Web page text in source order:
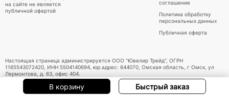
В корзину Быстрый заказ
на сайте не является
публичной офертой
соглашение
Политика обработку
персональных данных
Публичная оферта
Настоящая страница администрируется ООО "Ювелир Трейд", ОГРН
1165543072420, ИНН 5504140694, юр.адрес: 644070, Омская область, г Омск, ул
Лермонтова, д. 63, офис 404.